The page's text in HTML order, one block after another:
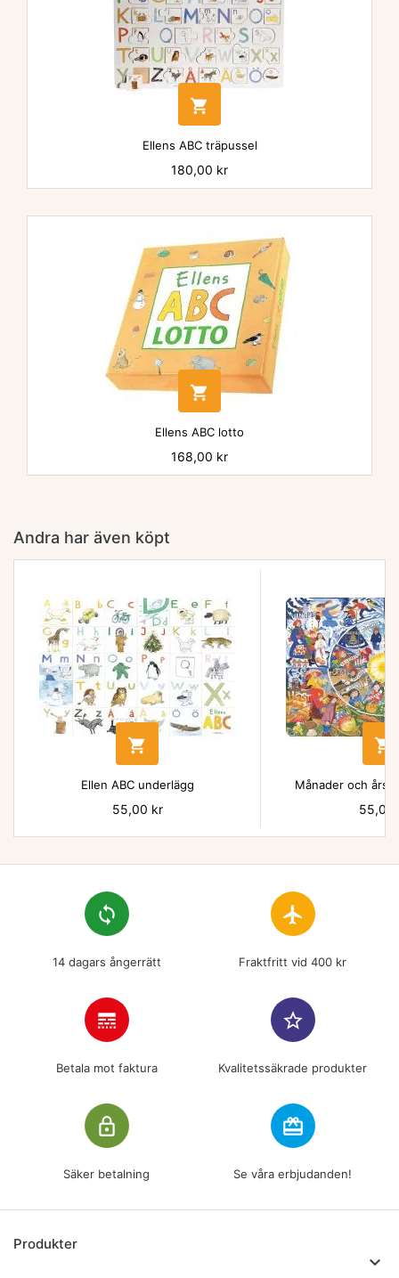

Ellens ABC träpussel
Pris
180,00 kr

Ellens ABC lotto
Pris
168,00 kr
Andra har även köpt

Ellen ABC underlägg
Pris
55,00 kr

Månader och
Pris
55,00
loop
14 dagars ångerrätt
flight
Fraktfritt vid 400 kr
line_style
Betala mot faktura
star_border
Kvalitetssäkrade produkter
lock_outline
Säker betalning
redeem
Se våra erbjudanden!
Produkter
